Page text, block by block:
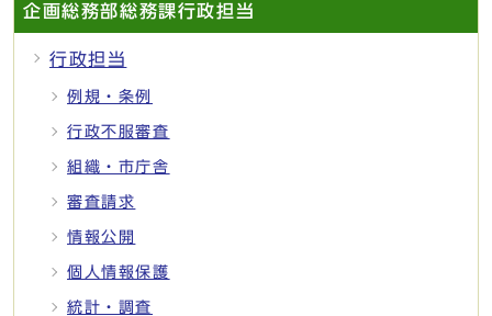
企画総務部総務課行政担当
行政担当
例規・条例
行政不服審査
組織・市庁舎
審査請求
情報公開
個人情報保護
統計・調査